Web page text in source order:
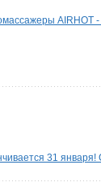
AIRHOT -
31